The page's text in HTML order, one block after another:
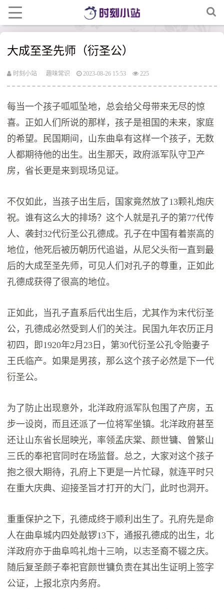
大成至圣先师（衍圣公）
时刻小站 趣味常识 2023-08-26 15:53 225
每当一个孩子呱呱坠地，总会给父母带来无尽的惊
喜。正如人们所说的那样，孩子是祖国的未来，家庭
的希望。民国期间，山东曲阜有这样一个孩子，无数
人都期待他的出生。出生那天，政府派军队守卫产
房，省长更是来到现场见证。
不仅如此，当孩子出生后，国家竟然放了13颗礼炮庆
祝。谁有这么大的排场？这个人就是孔子的第77代传
人、袭封32代衍圣公孔德成。孔子在中国有着崇高的
地位，他死后被历朝历代追谥，从尼父头衔一直到最
后的大成至圣先师，可见人们对孔子的尊重，正如此
孔德成获得了很高的地位。
正如此，当孔子直系后代出生后，尤其作为末代衍圣
公，孔德成必然受到人们的关注。民国九年农历正月
初四，即1920年2月23日，第30代衍圣公孔令贻妻子
王氏临产。如果是男孩，那么这个孩子必然是下一代
衍圣公。
为了防止出现意外，北洋政府派军队包围了产房，五
步一设岗，而且还派了一位将军坐镇。北洋政府甚至
还让山东省长屈映光，率领孟庆棠、颜世镛、曾繁山
三氏的奉祀官同时在场监督。总之，大家对这个孩子
抱之很大期待，孔府上下更是一片忙碌，就连平时只
在重大庆典、迎接圣旨才打开的大门，此时也洞开。
重重保护之下，孔德成终于顺利出生了。孔府先是命
人在曲阜城内四处敲锣13下，通报孔德成的出生，北
洋政府亦于曲阜鸣礼炮十三响，以志圣裔不辍之庆。
随后复圣颜子奉祀官颜世镛负责在其出生证明上签字
公证，上报北京内务府。